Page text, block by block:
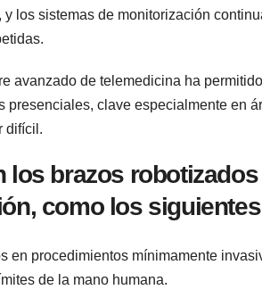
los sistemas de ‌monitorización‍
avanzado de telemedicina ⁢ha
clave‌ especialmente ​en‌
los brazos
como ‍los
en ‌procedimientos mínimamente
de la mano humana.